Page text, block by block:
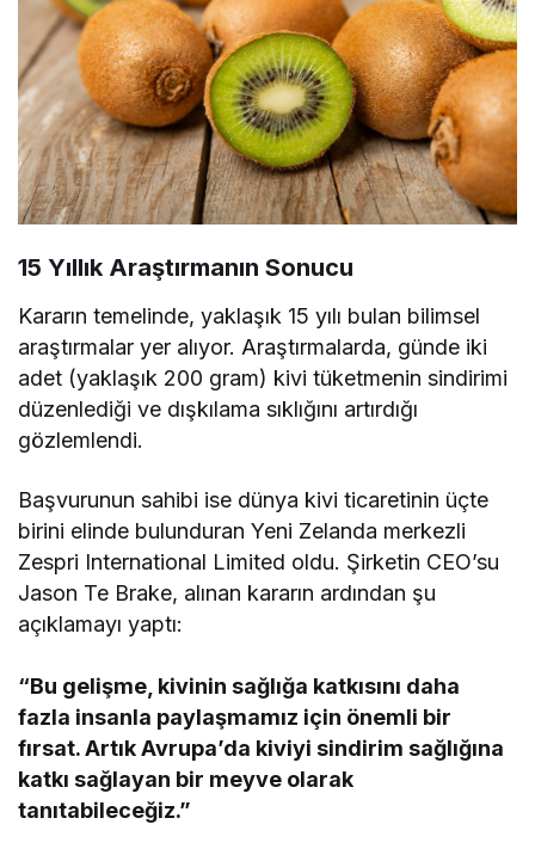
15 Yıllık Araştırmanın Sonucu
Kararın temelinde, yaklaşık 15 yılı bulan bilimsel
araştırmalar yer alıyor. Araştırmalarda, günde iki
adet (yaklaşık 200 gram) kivi tüketmenin sindirimi
düzenlediği ve dışkılama sıklığını artırdığı
gözlemlendi.
Başvurunun sahibi ise dünya kivi ticaretinin üçte
birini elinde bulunduran Yeni Zelanda merkezli
Zespri International Limited oldu. Şirketin CEO’su
Jason Te Brake, alınan kararın ardından şu
açıklamayı yaptı:
“Bu gelişme, kivinin sağlığa katkısını daha
fazla insanla paylaşmamız için önemli bir
fırsat. Artık Avrupa’da kiviyi sindirim sağlığına
katkı sağlayan bir meyve olarak
tanıtabileceğiz.”